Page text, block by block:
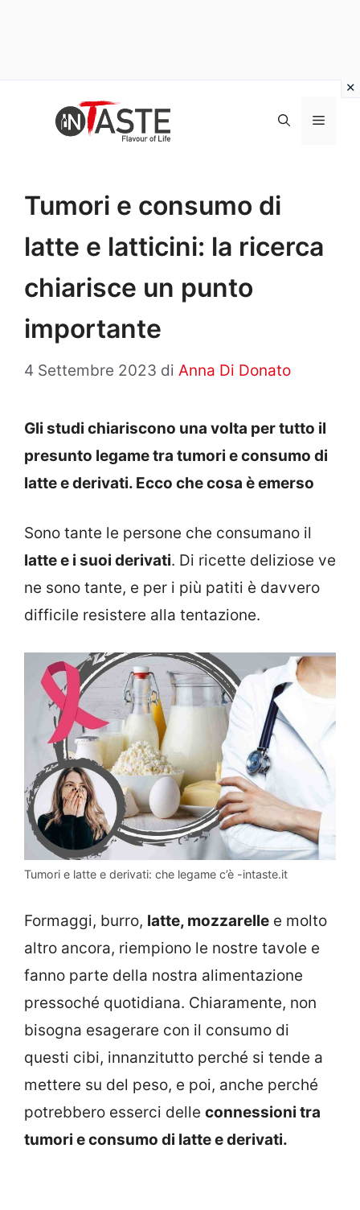
Menu
Tumori e consumo di
latte e latticini: la ricerca
chiarisce un punto
importante
4 Settembre 2023 di Anna Di Donato
Gli studi chiariscono una volta per tutto il
presunto legame tra tumori e consumo di
latte e derivati. Ecco che cosa è emerso
Sono tante le persone che consumano il
latte e i suoi derivati. Di ricette deliziose ve
ne sono tante, e per i più patiti è davvero
difficile resistere alla tentazione.
Tumori e latte e derivati: che legame c’è -intaste.it
Formaggi, burro, latte, mozzarelle e molto
altro ancora, riempiono le nostre tavole e
fanno parte della nostra alimentazione
pressoché quotidiana. Chiaramente, non
bisogna esagerare con il consumo di
questi cibi, innanzitutto perché si tende a
mettere su del peso, e poi, anche perché
potrebbero esserci delle connessioni tra
tumori e consumo di latte e derivati.